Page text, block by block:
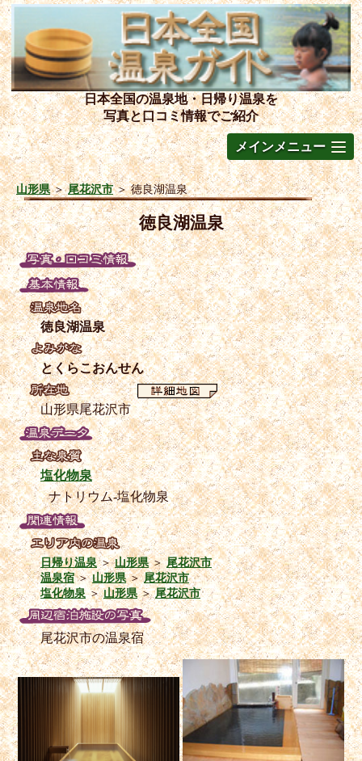
日本全国の温泉地・日帰り温泉を
写真と口コミ情報でご紹介
メインメニュー
山形県＞尾花沢市＞徳良湖温泉
徳良湖温泉
徳良湖温泉
とくらこおんせん
山形県尾花沢市
塩化物泉
ナトリウム-塩化物泉
日帰り温泉＞山形県＞尾花沢市
温泉宿＞山形県＞尾花沢市
塩化物泉＞山形県＞尾花沢市
尾花沢市の温泉宿